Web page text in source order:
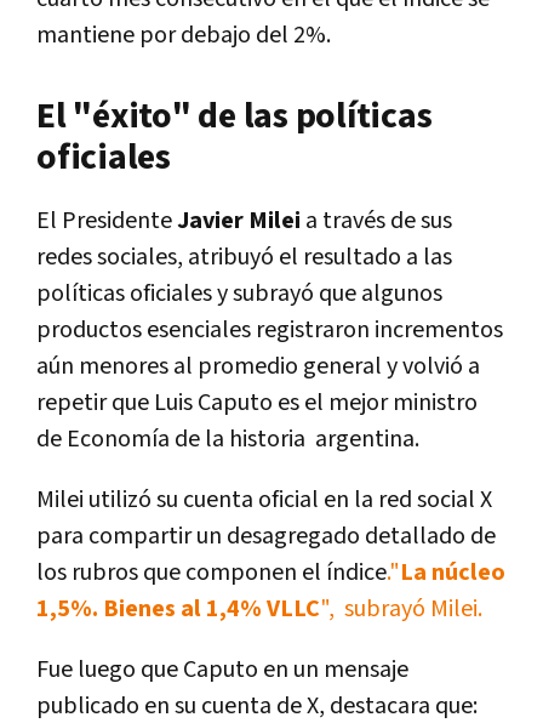
mantiene por debajo del 2%.
El "éxito" de las políticas
oficiales
El PresidenteJavier Milei a través de sus
redes sociales, atribuyó el resultado a las
políticas oficiales y subrayó que algunos
productos esenciales registraron incrementos
aún menores al promedio general y volvió a
repetir que Luis Caputo es el mejor ministro
de Economía de la historia argentina.
Milei utilizó su cuenta oficial en la red social X
para compartir un desagregado detallado de
los rubros que componen el índice."La núcleo
1,5%. Bienes al1,4% VLLC", subrayó Milei.
Fue luego que Caputo en un mensaje
publicado en su cuenta de X, destacara que: